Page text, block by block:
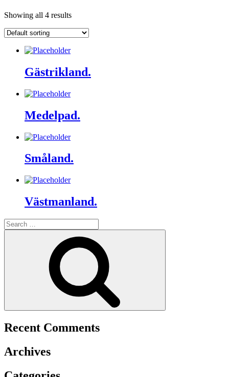
Showing all 4 results
Gästrikland.
Medelpad.
Småland.
Västmanland.
Search
for:
Recent Comments
Archives